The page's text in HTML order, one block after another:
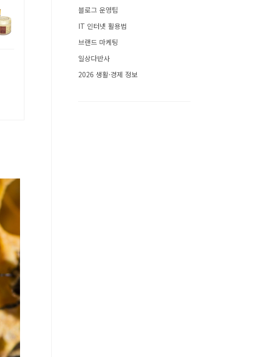
블로그 운영팁
IT 인터넷 활용법
브랜드 마케팅
일상다반사
2026 생활·경제 정보